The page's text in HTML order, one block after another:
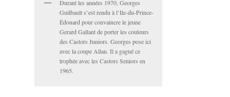
Durant les années 1970, Georges
Guilbault s’est rendu à l’Ile-du-Prince-
Édouard pour convaincre le jeune
Gerard Gallant de porter les couleurs
des Castors Juniors. Georges pose ici
avec la coupe Allan. Il a gagné ce
trophée avec les Castors Seniors en
1965.